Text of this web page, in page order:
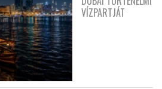
VÍZPARTJÁT